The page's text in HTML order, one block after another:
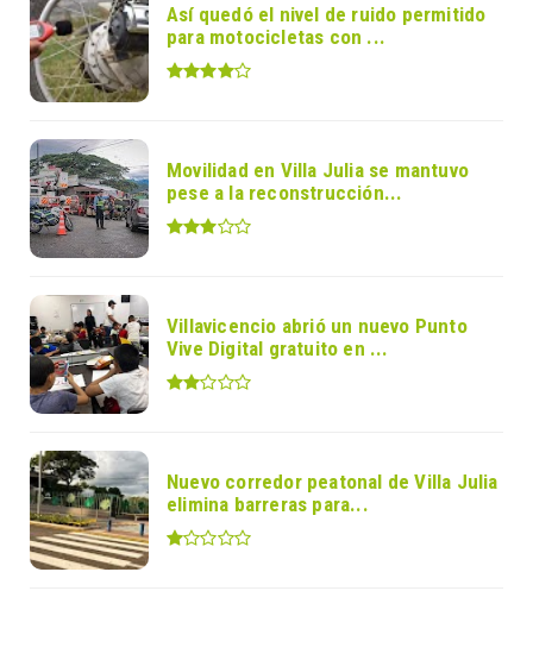
Así quedó el nivel de ruido permitido
para motocicletas con ...
Movilidad en Villa Julia se mantuvo
pese a la reconstrucción...
Villavicencio abrió un nuevo Punto
Vive Digital gratuito en ...
Nuevo corredor peatonal de Villa Julia
elimina barreras para...